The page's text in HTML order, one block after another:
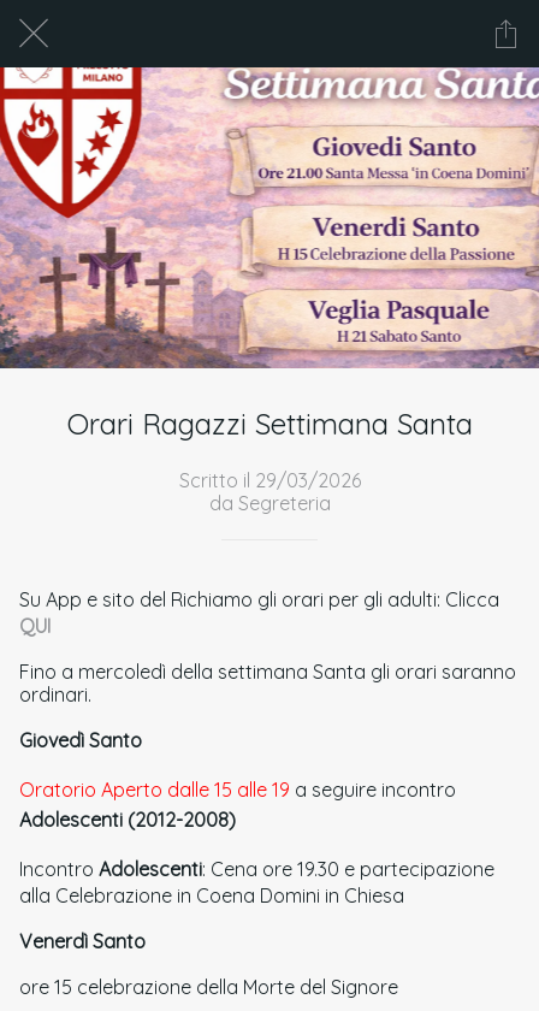
Orari Ragazzi Settimana Santa
Scritto il 29/03/2026
da Segreteria
Su App e sito del Richiamo gli orari per gli adulti: Clicca
QUI
Fino a mercoledì della settimana Santa gli orari saranno
ordinari.
Giovedì Santo
Oratorio Aperto dalle 15 alle 19 a seguire incontro
Adolescenti (2012-2008)
Incontro Adolescenti: Cena ore 19.30 e partecipazione
alla Celebrazione in Coena Domini in Chiesa
Venerdì Santo
ore 15 celebrazione della Morte del Signore